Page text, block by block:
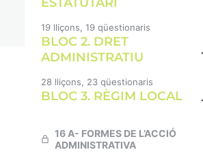
1 A-LA CONSTITUCIÓ
ESPANYOLA DE 1978
TEST CONSTITUCIÓ ESPANYOLA
2 A- LA CORONA
19 lliçons, 19 qüestionaris
BLOC 2. DRET
ADMINISTRATIU
7 A- PRINCIPIS D’ACTUACIÓ EN
EXAMEN TEMA 7
28 lliçons, 23 qüestionaris
BLOC 3. RÈGIM LOCAL
16 A- FORMES DE L’ACCIÓ
ADMINISTRATIVA